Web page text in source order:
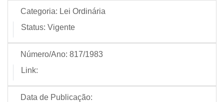
Categoria: Lei Ordinária
Status: Vigente
Número/Ano: 817/1983
Link:
Data de Publicação: